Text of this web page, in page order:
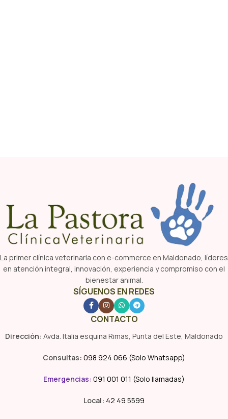
La primer clínica veterinaria con e-commerce en Maldonado, líderes
en atención integral, innovación, experiencia y compromiso con el
bienestar animal.
SÍGUENOS EN REDES
CONTACTO
Dirección: Avda. Italia esquina Rimas, Punta del Este, Maldonado
Consultas: 098 924 066 (Solo Whatsapp)
Emergencias: 091 001 011 (Solo llamadas)
Local: 42 49 5599